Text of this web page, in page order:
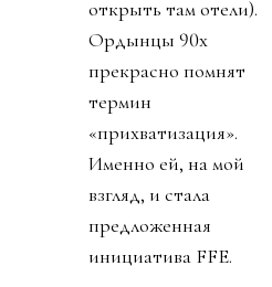
открыть там отели).
Ордынцы 90х
прекрасно помнят
термин
«прихватизация».
Именно ей, на мой
взгляд, и стала
предложенная
инициатива FFE.